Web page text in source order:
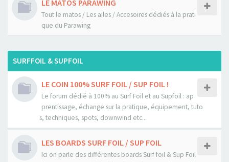
LE MATOS PARAWING
Tout le matos / Les ailes / Accesoires dédiés à la prati
que du Parawing
SURFFOIL & SUPFOIL
LE COIN 100% SURF FOIL / SUP FOIL !
Le forum dédié à 100% au Surf Foil et au Supfoil : ap
prentissage, échange sur la pratique, équipement, tuto
s, techniques, spots, downwind etc...
LES BOARDS SURF FOIL / SUP FOIL
Ici on parle des différentes boards Surf foil & Sup Foil